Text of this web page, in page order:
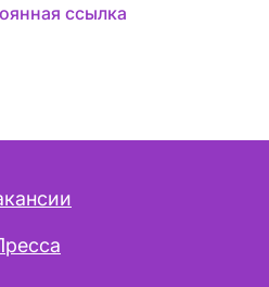
ссылка